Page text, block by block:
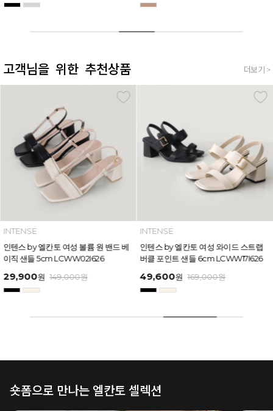
고객님을 위한 추천상품 더보기 >
INTENSE
인텐스 by 엘칸토 여성 볼륨 원 밴드 베
이직 샌들 5cm LCWW02I626
29,900원 149,000원
INTENSE
인텐스 by 엘칸토 여성 와이드 스트랩
버클 포인트 샌들 6cm LCWW17I626
49,600원 169,000원
숏폼으로 만나는 엘칸토 셀렉션